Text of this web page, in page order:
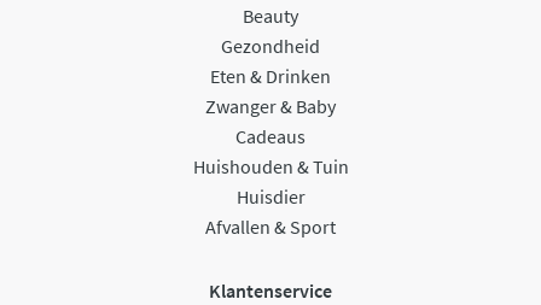
Beauty
Gezondheid
Eten & Drinken
Zwanger & Baby
Cadeaus
Huishouden & Tuin
Huisdier
Afvallen & Sport
Klantenservice